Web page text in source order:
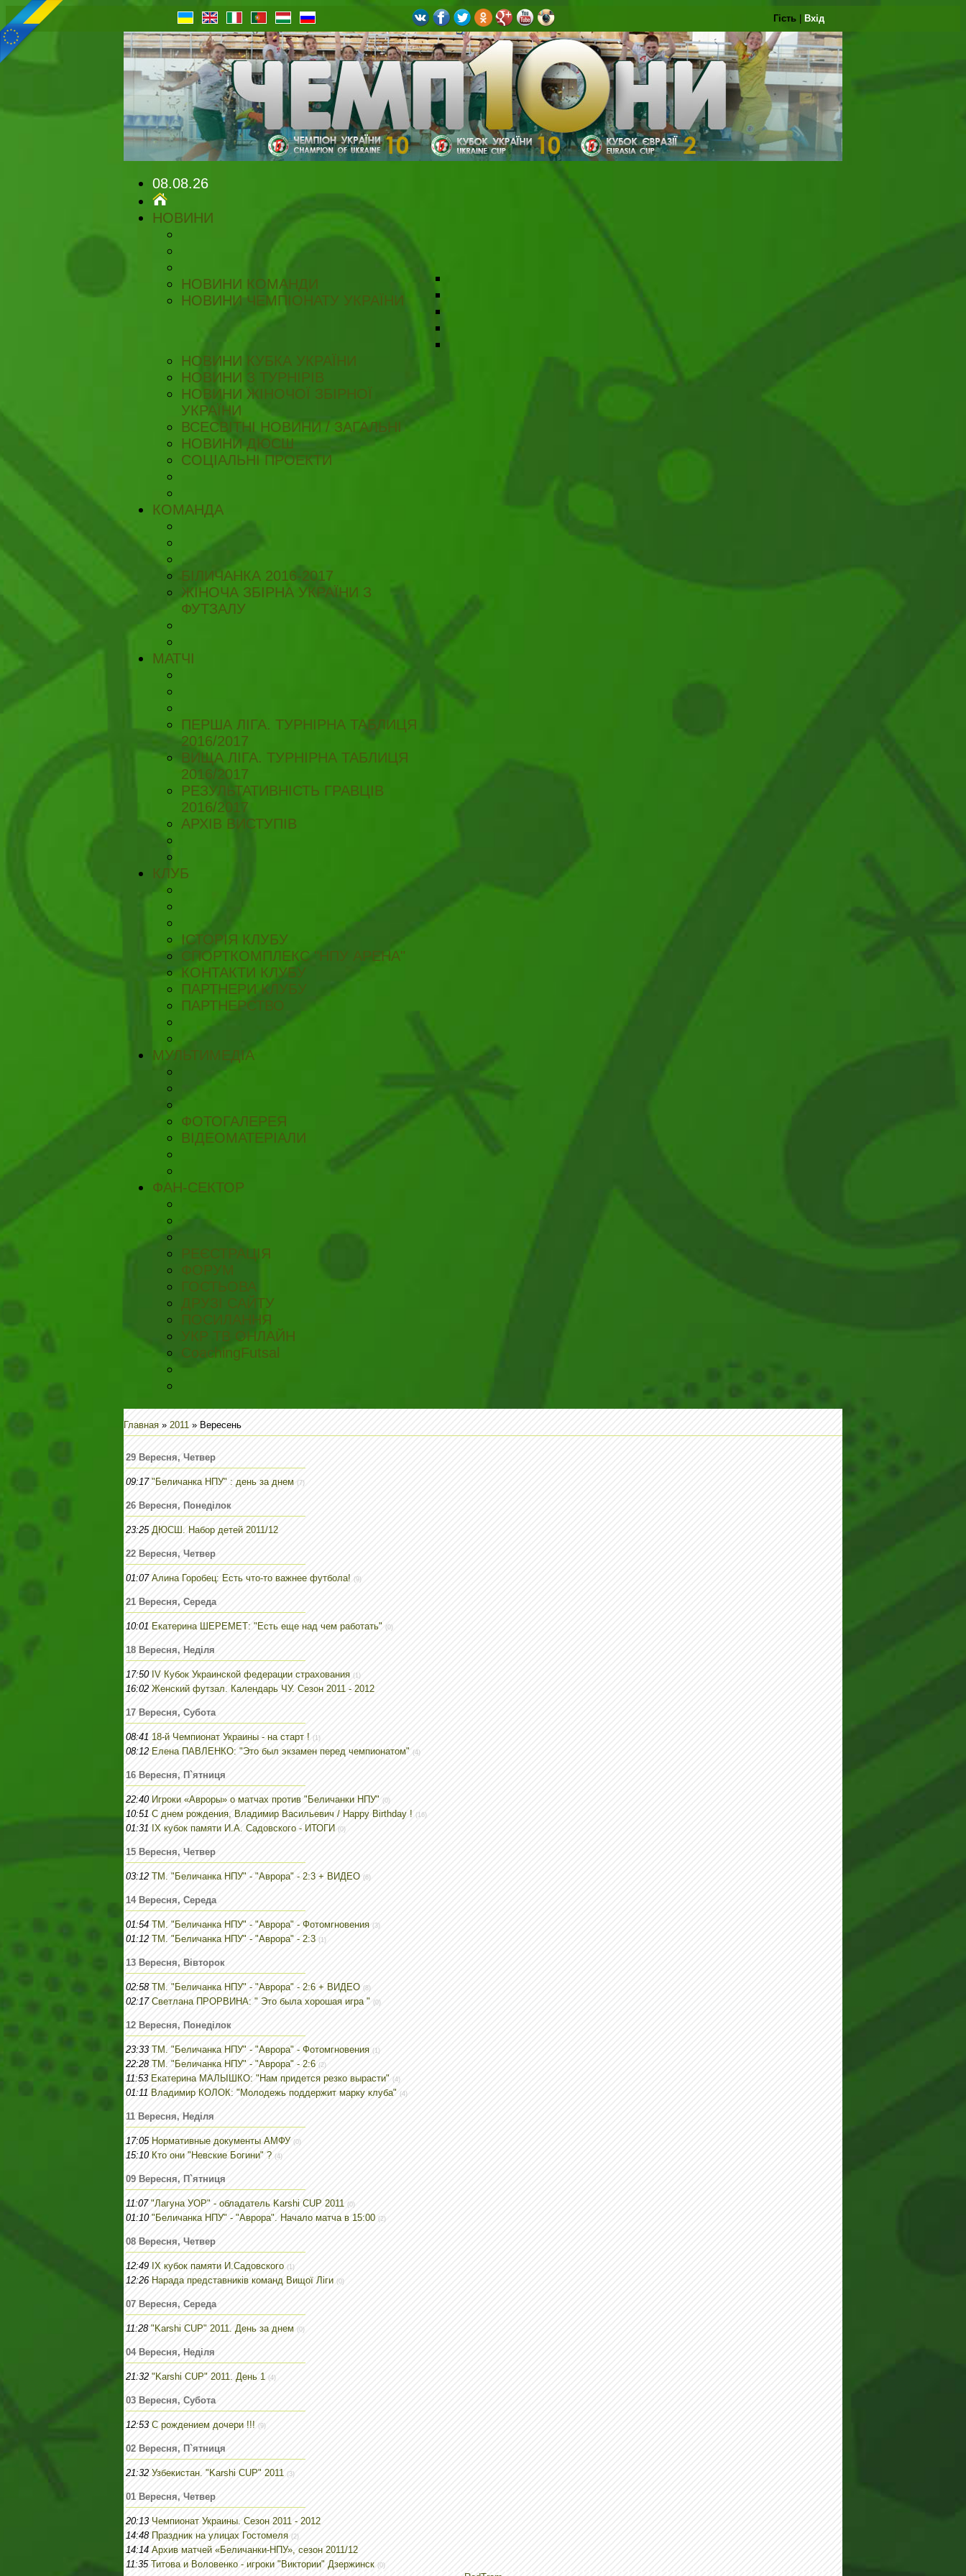
Гість Вхід
08.08.26
НОВИНИ
НОВИНИ КОМАНДИ
НОВИНИ ЧЕМПІОНАТУ УКРАЇНИ
НОВИНИ КУБКА УКРАЇНИ
НОВИНИ З ТУРНІРІВ
НОВИНИ ЖІНОЧОЇ ЗБІРНОЇ
УКРАЇНИ
ВСЕСВІТНІ НОВИНИ / ЗАГАЛЬНІ
НОВИНИ ДЮСШ
СОЦІАЛЬНІ ПРОЕКТИ
КОМАНДА
БІЛИЧАНКА 2016-2017
ЖІНОЧА ЗБІРНА УКРАЇНИ З
ФУТЗАЛУ
МАТЧІ
ПЕРША ЛІГА. ТУРНІРНА ТАБЛИЦЯ
2016/2017
ВИЩА ЛІГА. ТУРНІРНА ТАБЛИЦЯ
2016/2017
РЕЗУЛЬТАТИВНІСТЬ ГРАВЦІВ
2016/2017
АРХІВ ВИСТУПІВ
КЛУБ
ІСТОРІЯ КЛУБУ
СПОРТКОМПЛЕКС "НПУ АРЕНА"
КОНТАКТИ КЛУБУ
ПАРТНЕРИ КЛУБУ
ПАРТНЕРСТВО
МУЛЬТИМЕДІА
ФОТОГАЛЕРЕЯ
ВІДЕОМАТЕРІАЛИ
ФАН-СЕКТОР
РЕЄСТРАЦІЯ
ФОРУМ
ГОСТЬОВА
ДРУЗІ САЙТУ
ПОСИЛАННЯ
УКР ТВ ОНЛАЙН
CoachingFutsal
Главная » 2011 » Вересень
29 Вересня, Четвер
09:17 "Беличанка НПУ" : день за днем (7)
26 Вересня, Понеділок
23:25 ДЮСШ. Набор детей 2011/12
22 Вересня, Четвер
01:07 Алина Горобец: Есть что-то важнее футбола! (9)
21 Вересня, Середа
10:01 Екатерина ШЕРЕМЕТ: "Есть еще над чем работать" (0)
18 Вересня, Неділя
17:50 IV Кубок Украинской федерации страхования (1)
16:02 Женский футзал. Календарь ЧУ. Сезон 2011 - 2012
17 Вересня, Субота
08:41 18-й Чемпионат Украины - на старт ! (1)
08:12 Елена ПАВЛЕНКО: "Это был экзамен перед чемпионатом" (4)
16 Вересня, П`ятниця
22:40 Игроки «Авроры» о матчах против "Беличанки НПУ" (0)
10:51 С днем рождения, Владимир Васильевич / Happy Birthday ! (16)
01:31 IХ кубок памяти И.А. Садовского - ИТОГИ (0)
15 Вересня, Четвер
03:12 ТМ. "Беличанка НПУ" - "Аврора" - 2:3 + ВИДЕО (6)
14 Вересня, Середа
01:54 ТМ. "Беличанка НПУ" - "Аврора" - Фотомгновения (3)
01:12 ТМ. "Беличанка НПУ" - "Аврора" - 2:3 (1)
13 Вересня, Вівторок
02:58 ТМ. "Беличанка НПУ" - "Аврора" - 2:6 + ВИДЕО (8)
02:17 Светлана ПРОРВИНА: " Это была хорошая игра " (0)
12 Вересня, Понеділок
23:33 ТМ. "Беличанка НПУ" - "Аврора" - Фотомгновения (1)
22:28 ТМ. "Беличанка НПУ" - "Аврора" - 2:6 (2)
11:53 Екатерина МАЛЫШКО: "Нам придется резко вырасти" (4)
01:11 Владимир КОЛОК: "Молодежь поддержит марку клуба" (4)
11 Вересня, Неділя
17:05 Нормативные документы АМФУ (0)
15:10 Кто они "Невские Богини" ? (4)
09 Вересня, П`ятниця
11:07 "Лагуна УОР" - обладатель Karshi CUP 2011 (0)
01:10 "Беличанка НПУ" - "Аврора". Начало матча в 15:00 (2)
08 Вересня, Четвер
12:49 IХ кубок памяти И.Садовского (1)
12:26 Нарада представників команд Вищої Ліги (0)
07 Вересня, Середа
11:28 "Karshi CUP" 2011. День за днем (0)
04 Вересня, Неділя
21:32 "Karshi CUP" 2011. День 1 (4)
03 Вересня, Субота
12:53 С рождением дочери !!! (9)
02 Вересня, П`ятниця
21:32 Узбекистан. "Karshi CUP" 2011 (3)
01 Вересня, Четвер
20:13 Чемпионат Украины. Сезон 2011 - 2012
14:48 Праздник на улицах Гостомеля (2)
14:14 Архив матчей «Беличанки-НПУ», сезон 2011/12
11:35 Титова и Воловенко - игроки "Виктории" Дзержинск (0)